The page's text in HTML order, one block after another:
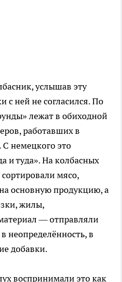
услышав эту
с ней не согласился. По
лежат в обиходной
работавших в
С немецкого это
и туда». На колбасных
мясо,
основную продукцию, а
жилы,
— отправляли
неопределённость, в
добавки.
воспринимали это как